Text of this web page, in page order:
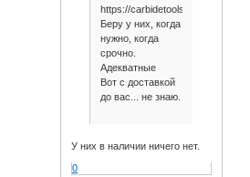
https://carbidetools.ru/
Беру у них, когда
нужно, когда
срочно.
Адекватные
Вот с доставкой
до вас... не знаю.
У них в наличии ничего нет.
0